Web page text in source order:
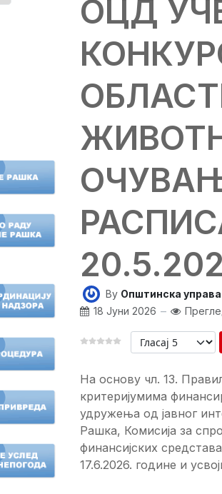
ОЦД
By Општинска
18 Јуни 2026
Оцените
На основу чл. 13.
критеријумима
удружења од јавног
Рашка, Комисија за
финансијских
17.6.2026. године и